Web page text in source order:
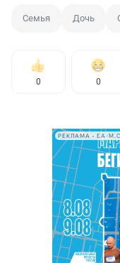
Семья Дочь
0 0
РЕКЛАМА • EA-